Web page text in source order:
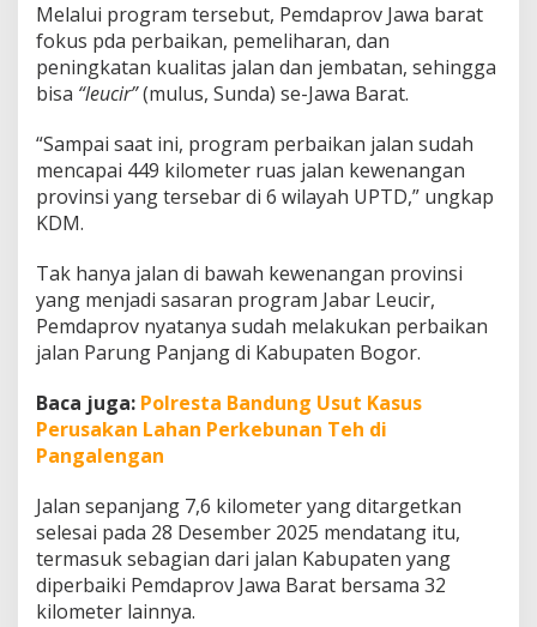
b
a
L
e
c
i
"
Melalui program tersebut, Pemdaprov Jawa barat
fokus pda perbaikan, pemeliharan, dan
peningkatan kualitas jalan dan jembatan, sehingga
bisa “leucir”(mulus, Sunda) se-Jawa Barat.
“Sampai saat ini, program perbaikan jalan sudah
mencapai 449 kilometer ruas jalan kewenangan
provinsi yang tersebar di 6 wilayah UPTD,” ungkap
KDM.
Tak hanya jalan di bawah kewenangan provinsi
yang menjadi sasaran program Jabar Leucir,
Pemdaprov nyatanya sudah melakukan perbaikan
jalan Parung Panjang di Kabupaten Bogor.
Baca juga: Polresta Bandung Usut Kasus
Perusakan Lahan Perkebunan Teh di
Pangalengan
Jalan sepanjang 7,6 kilometer yang ditargetkan
selesai pada 28 Desember 2025 mendatang itu,
termasuk sebagian dari jalan Kabupaten yang
diperbaiki Pemdaprov Jawa Barat bersama 32
kilometer lainnya.